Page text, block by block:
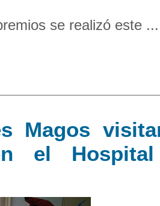
se realizó este ...
Magos
el Hospital